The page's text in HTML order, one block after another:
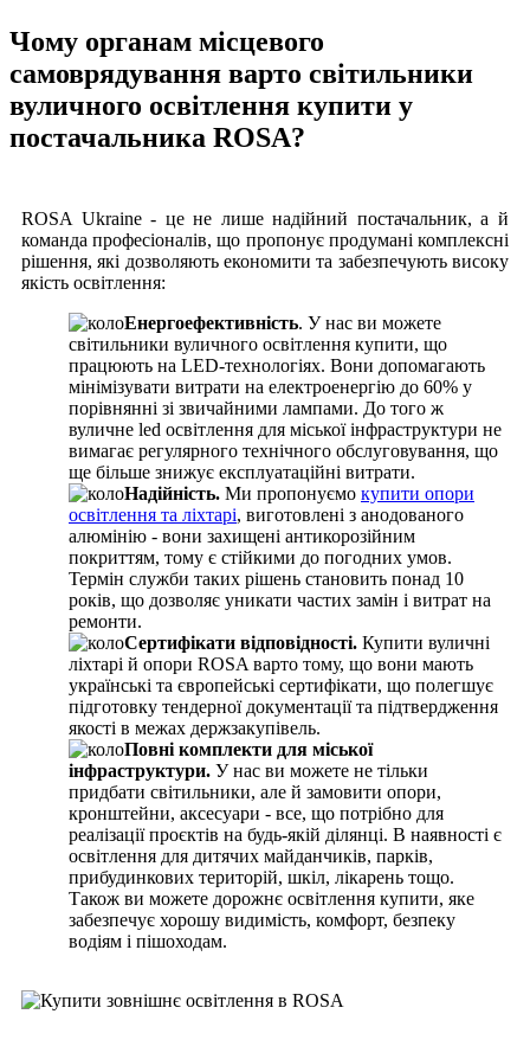
Чому органам місцевого
самоврядування варто світильники
вуличного освітлення купити у
постачальника ROSA?
ROSA Ukraine - це не лише надійний постачальник, а й
команда професіоналів, що пропонує продумані комплексні
рішення, які дозволяють економити та забезпечують високу
якість освітлення:
Енергоефективність. У нас ви можете
світильники вуличного освітлення купити, що
працюють на LED-технологіях. Вони допомагають
мінімізувати витрати на електроенергію до 60% у
порівнянні зі звичайними лампами. До того ж
вуличне led освітлення для міської інфраструктури не
вимагає регулярного технічного обслуговування, що
ще більше знижує експлуатаційні витрати.
Надійність. Ми пропонуємо купити опори
освітлення та ліхтарі, виготовлені з анодованого
алюмінію - вони захищені антикорозійним
покриттям, тому є стійкими до погодних умов.
Термін служби таких рішень становить понад 10
років, що дозволяє уникати частих замін і витрат на
ремонти.
Сертифікати відповідності. Купити вуличні
ліхтарі й опори ROSA варто тому, що вони мають
українські та європейські сертифікати, що полегшує
підготовку тендерної документації та підтвердження
якості в межах держзакупівель.
Повні комплекти для міської
інфраструктури. У нас ви можете не тільки
придбати світильники, але й замовити опори,
кронштейни, аксесуари - все, що потрібно для
реалізації проєктів на будь-якій ділянці. В наявності є
освітлення для дитячих майданчиків, парків,
прибудинкових територій, шкіл, лікарень тощо.
Також ви можете дорожнє освітлення купити, яке
забезпечує хорошу видимість, комфорт, безпеку
водіям і пішоходам.